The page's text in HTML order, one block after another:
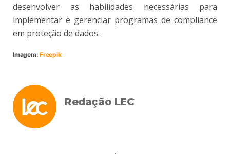
desenvolver as habilidades necessárias para
implementar e gerenciar programas de compliance
em proteção de dados.
Imagem:Freepik
Redação LEC